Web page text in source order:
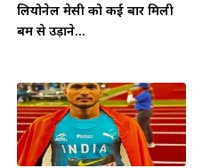
लियोनेल मेसी को कई बार मिली
बम से उड़ाने...